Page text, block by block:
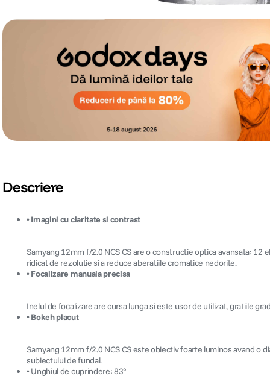
Descriere
• Imagini cu claritate si contrast
Samyang 12mm f/2.0 NCS CS are o constructie optica avansata:
ridicat de rezolutie si a reduce aberatiile cromatice nedorite.
• Focalizare manuala precisa
Inelul de focalizare are cursa lunga si este usor de utilizat, gratiile
• Bokeh placut
Samyang 12mm f/2.0 NCS CS este obiectiv foarte luminos avand o
subiectului de fundal.
• Unghiul de cuprindere: 83°